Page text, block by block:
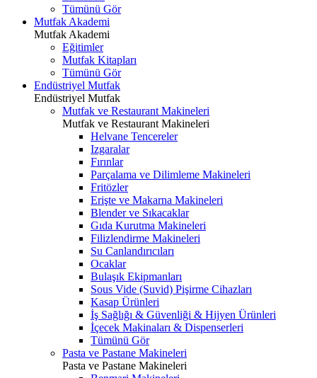
Tümünü Gör
Mutfak Akademi
Mutfak Akademi
Eğitimler
Mutfak Kitapları
Tümünü Gör
Endüstriyel Mutfak
Endüstriyel Mutfak
Mutfak ve Restaurant Makineleri
Mutfak ve Restaurant Makineleri
Helvane Tencereler
Izgaralar
Fırınlar
Parçalama ve Dilimleme Makineleri
Fritözler
Erişte ve Makarna Makineleri
Blender ve Sıkacaklar
Gıda Kurutma Makineleri
Filizlendirme Makineleri
Su Canlandırıcıları
Ocaklar
Bulaşık Ekipmanları
Sous Vide (Suvid) Pişirme Cihazları
Kasap Ürünleri
İş Sağlığı & Güvenliği & Hijyen Ürünleri
İçecek Makinaları & Dispenserleri
Tümünü Gör
Pasta ve Pastane Makineleri
Pasta ve Pastane Makineleri